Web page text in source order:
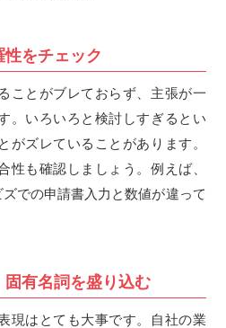
をチェック
ことがブレておらず、主張が一
。いろいろと検討しすぎるとい
がズレていることがあります。
性も確認しましょう。例えば、
ズでの申請書入力と数値が違って
有名詞を盛り込む
現はとても大事です。自社の業